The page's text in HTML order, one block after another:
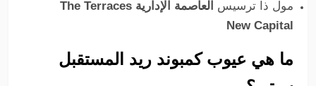
مول ذا ترسيس العاصمة الإدارية The Terraces
New Capital
ما هي عيوب كمبوند ريد المستقبل